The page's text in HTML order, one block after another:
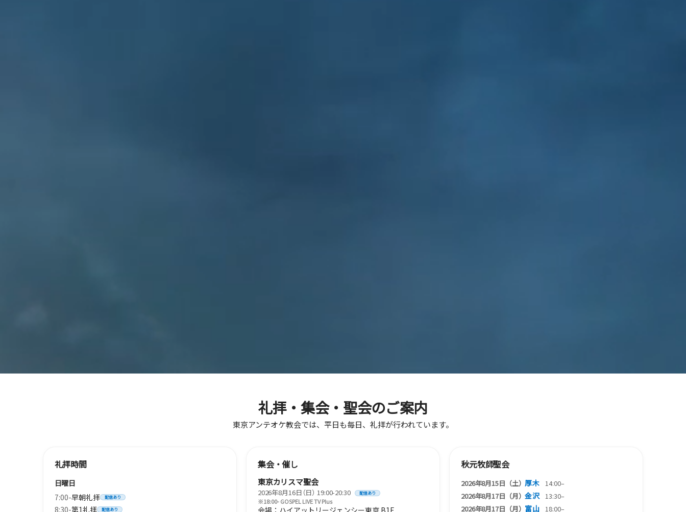
礼拝・集会・聖会のご案内
東京アンテオケ教会では、平日も毎日、礼拝が行われています。
礼拝時間
日曜日
7:00-早朝礼拝 配信あり
8:30-第1礼拝 配信あり
集会・催し
東京カリスマ聖会
2026年8月16日（日） 19:00-20:30 配信あり
※18:00- GOSPEL LIVE TV Plus
会場：ハイアットリージェンシー東京 B1F
秋元牧師聖会
2026年8月15日（土）厚木 14:00–
2026年8月17日（月）金沢 13:30–
2026年8月17日（月） 富山 18:00–